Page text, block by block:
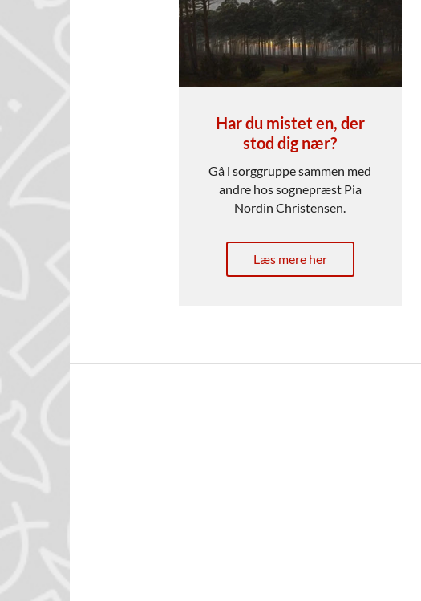
Har du mistet en, der
stod dig nær?
Gå i sorggruppe sammen med
andre hos sognepræst Pia
Nordin Christensen.
Læs mere her